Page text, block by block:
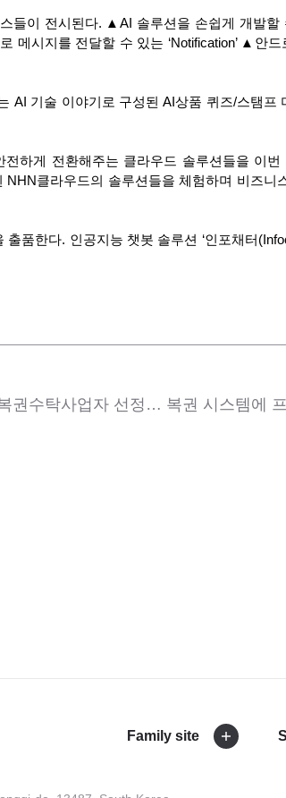
들이 전시된다. ▲AI 솔루션을 손쉽게 개발할
메시지를 전달할 수 있는 ‘Notification’ ▲안
AI 기술 이야기로 구성된 AI상품 퀴즈/스탬프
하게 전환해주는 클라우드 솔루션들을 이
클라우드의 솔루션들을 체험하며 비즈니
품한다. 인공지능 챗봇 솔루션 ‘인포채터
Family site